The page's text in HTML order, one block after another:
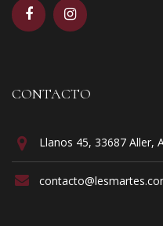
CONTACTO
Llanos 45, 33687 Aller,